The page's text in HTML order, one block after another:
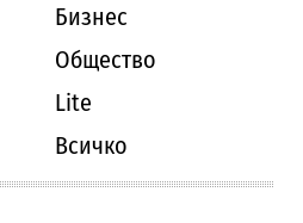
Бизнес
Общество
Lite
Всичко